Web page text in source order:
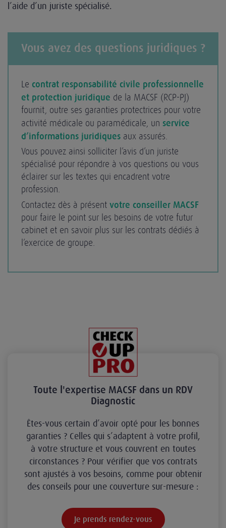
l’aide d’un juriste spécialisé.
Vous avez des questions juridiques ?
Le contrat responsabilité civile professionnelle
et protection juridique de la MACSF (RCP-PJ)
fournit, outre ses garanties protectrices pour votre
activité médicale ou paramédicale, un service
d’informations juridiques aux assurés.
Vous pouvez ainsi solliciter l’avis d’un juriste
spécialisé pour répondre à vos questions ou vous
éclairer sur les textes qui encadrent votre
profession.
Contactez dès à présent votre conseiller MACSF
pour faire le point sur les besoins de votre futur
cabinet et en savoir plus sur les contrats dédiés à
l’exercice de groupe.
Toute l'expertise MACSF dans un RDV
Diagnostic
Êtes-vous certain d’avoir opté pour les bonnes
garanties ? Celles qui s’adaptent à votre profil,
à votre structure et vous couvrent en toutes
circonstances ? Pour vérifier que vos contrats
sont ajustés à vos besoins, comme pour obtenir
des conseils pour une couverture sur-mesure :
Je prends rendez-vous